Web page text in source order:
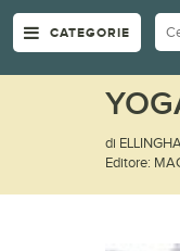
CATEGORIE
di
Editore: